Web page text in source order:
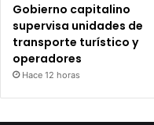
Gobierno capitalino
supervisa unidades de
transporte turístico y
operadores
Hace 12 horas